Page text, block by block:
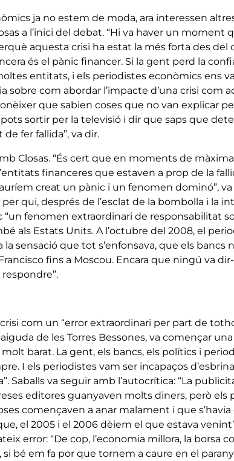
ja no estem de moda, ara interessen
a l’inici del debat. “Hi va haver un
aquesta crisi ha estat la més forta des del
és el pànic financer. Si la gent perd la
entitats, i els periodistes econòmics ens
sobre com abordar l’impacte d’una crisi com
que sabien coses que no van explicar
pots sortir per la televisió i dir que saps que
fer fallida”, va dir.
Closas. “És cert que en moments de
financeres que estaven a prop de la
creat un pànic i un fenomen dominó”,
per qui, després de l’esclat de la bombolla i la
“un fenomen extraordinari de responsabilitat
als Estats Units. A l’octubre del 2008, el
sensació que tot s’enfonsava, que els bancs
fins a Moscou. Encara que ningú va
crisi com un “error extraordinari per part de
de les Torres Bessones, va començar
barat. La gent, els bancs, els polítics i
I els periodistes vam ser incapaços
Saballs va seguir amb l’autocrítica: “La
editores guanyaven molts diners, però els
començaven a anar malament i que
el 2005 i el 2006 dèiem el que estava
error: “De cop, l’economia millora, la borsa
bé em fa por que tornem a caure en el